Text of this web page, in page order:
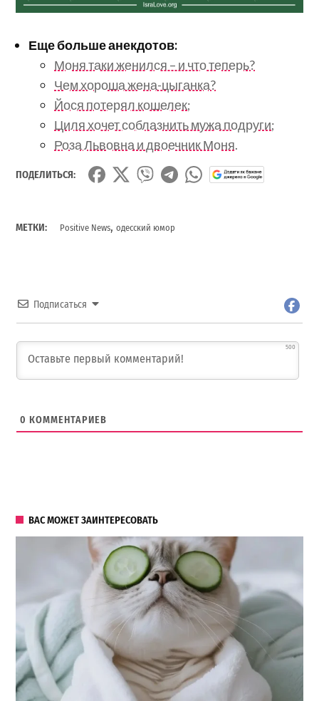
Еще больше анекдотов:
Моня таки женился – и что теперь?
Чем хороша жена-цыганка?
Йося потерял кошелек;
Циля хочет соблазнить мужа подруги;
Роза Львовна и двоечник Моня.
ПОДЕЛИТЬСЯ:
МЕТКИ: Positive News,одесский юмор
Подписаться
500
0 КОММЕНТАРИЕВ
ВАС МОЖЕТ ЗАИНТЕРЕСОВАТЬ